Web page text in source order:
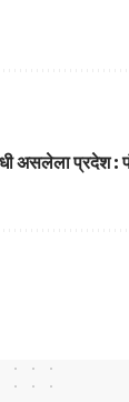
असलेला प्रदेश :